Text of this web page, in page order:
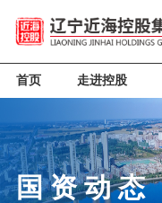
首页 走进控股
国资动态